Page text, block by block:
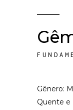
Gênero:
Quente e